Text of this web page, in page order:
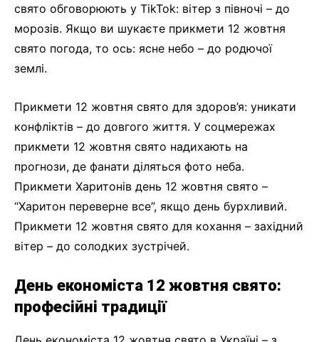
свято обговорюють у TikTok: вітер з півночі – до
морозів. Якщо ви шукаєте прикмети 12 жовтня
свято погода, то ось: ясне небо – до родючої
землі.
Прикмети 12 жовтня свято для здоров’я: уникати
конфліктів – до довгого життя. У соцмережах
прикмети 12 жовтня свято надихають на
прогнози, де фанати діляться фото неба.
Прикмети Харитонів день 12 жовтня свято –
“Харитон переверне все”, якщо день бурхливий.
Прикмети 12 жовтня свято для кохання – західний
вітер – до солодких зустрічей.
День економіста 12 жовтня свято:
професійні традиції